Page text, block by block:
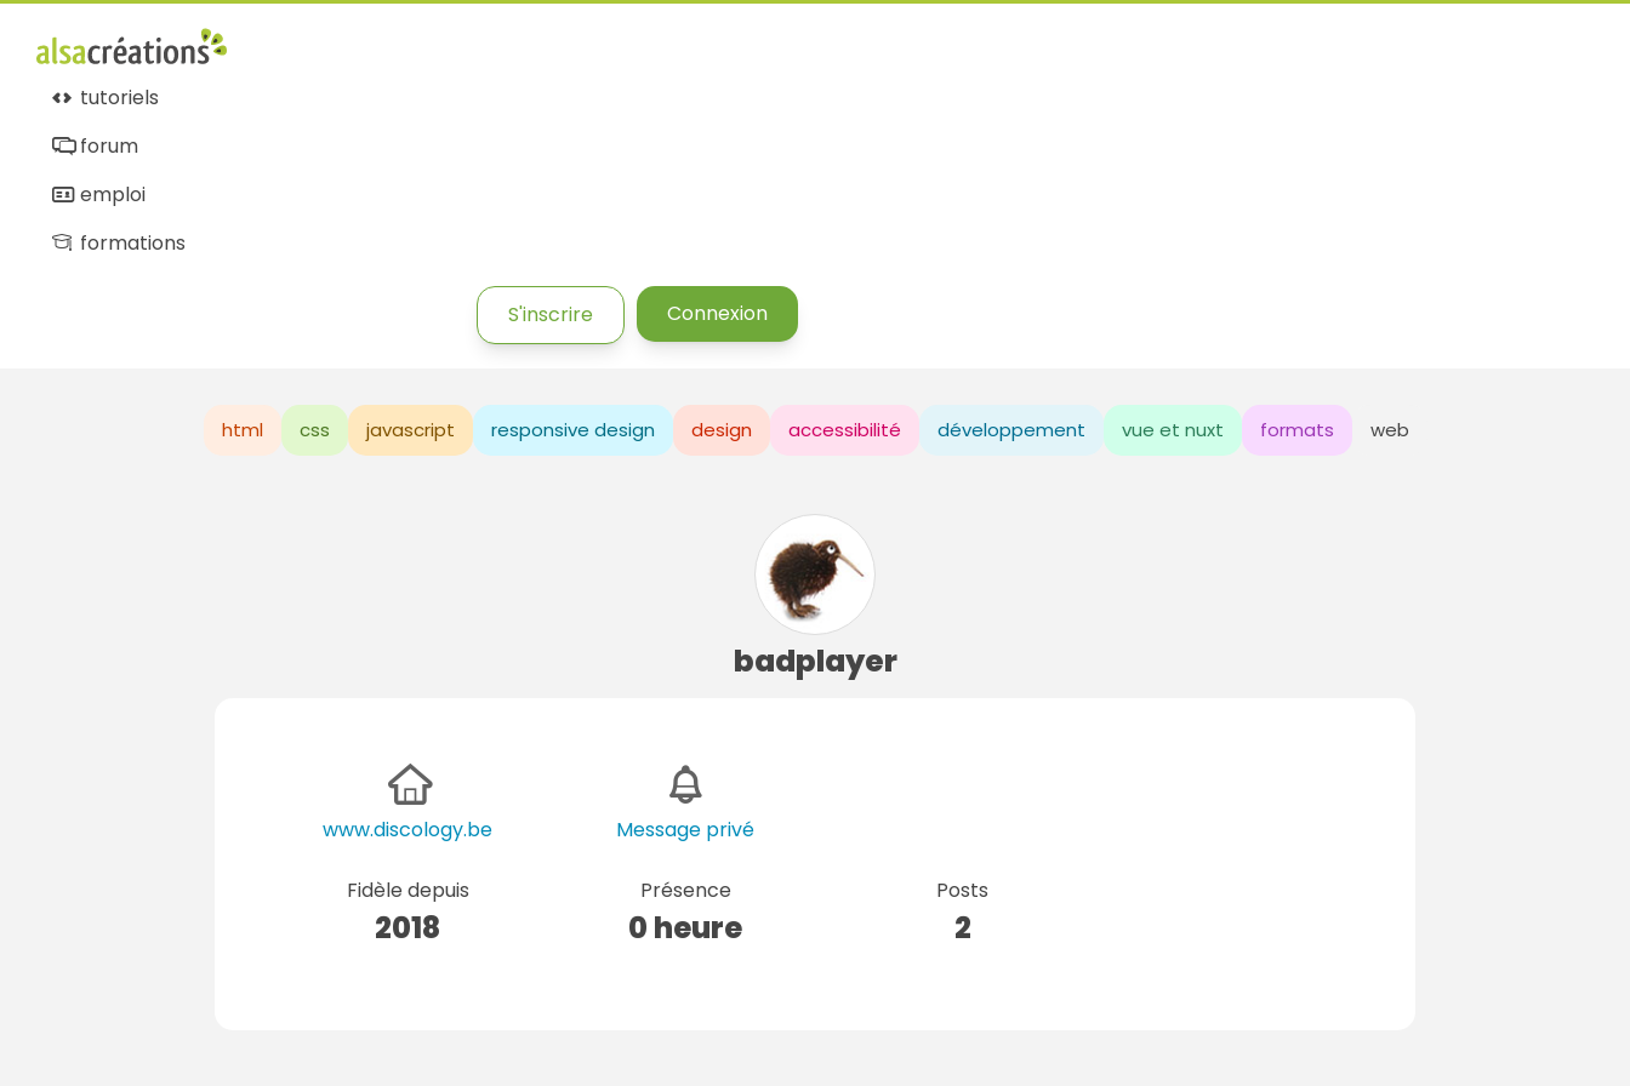
tutoriels
forum
emploi
formations
S'inscrire Connexion
html css javascript responsive design design accessibilité développement vue et nuxt formats web
badplayer
www.discology.be Message privé
Fidèle depuis
2018
Présence
0 heure
Posts
2